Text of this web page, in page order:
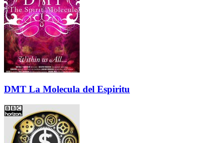
DMT La Molecula del Espiritu